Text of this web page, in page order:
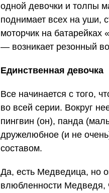
одной девочки и толпы
поднимает всех на уши,
моторчик на
— возникает резонный
Единственная девочка
Все начинается с того,
во всей серии. Вокруг
пингвин (он), панда
дружелюбное (и не
составом.
Да, есть Медведица, но
влюбленности Медведя,